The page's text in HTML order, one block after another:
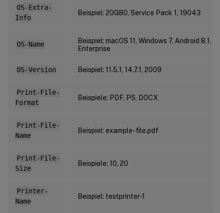
OS-Extra-
Info
Beispiel: 20G80, Service Pack 1, 19043
OS-Name
Beispiel: macOS 11, Windows 7, Android 8.1,
Enterprise
OS-Version Beispiel: 11.5.1, 14.7.1, 2009
Print-File-
Format
Beispiele: PDF, PS, DOCX
Print-File-
Name
Beispiel: example-file.pdf
Print-File-
Size
Beispiele: 10, 20
Printer-
Name
Beispiel: testprinter-1